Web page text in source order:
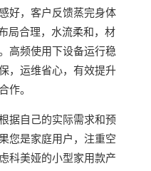
好，客户反馈蒸完身体
局合理，水流柔和，材
高频使用下设备运行稳
，运维省心，有效提升
作。
据自己的实际需求和预
您是家庭用户，注重空
科美娅的小型家用款产